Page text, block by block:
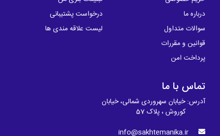
درباره ما
سوالات متداول
قوانین و مقررات
پرداخت امن
درخواست پشتیبانی
لیست علاقه مندی ها
تماس با ما
آدرس: خیابان سهروردی شمالی، خیابان
کوروش ، پلاک 57
info@sakhtemanika.ir